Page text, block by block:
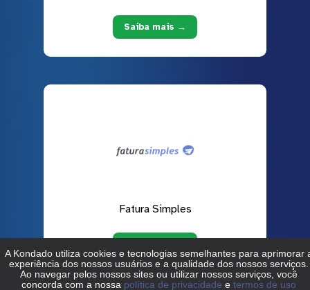
Saiba mais →
Fatura Simples